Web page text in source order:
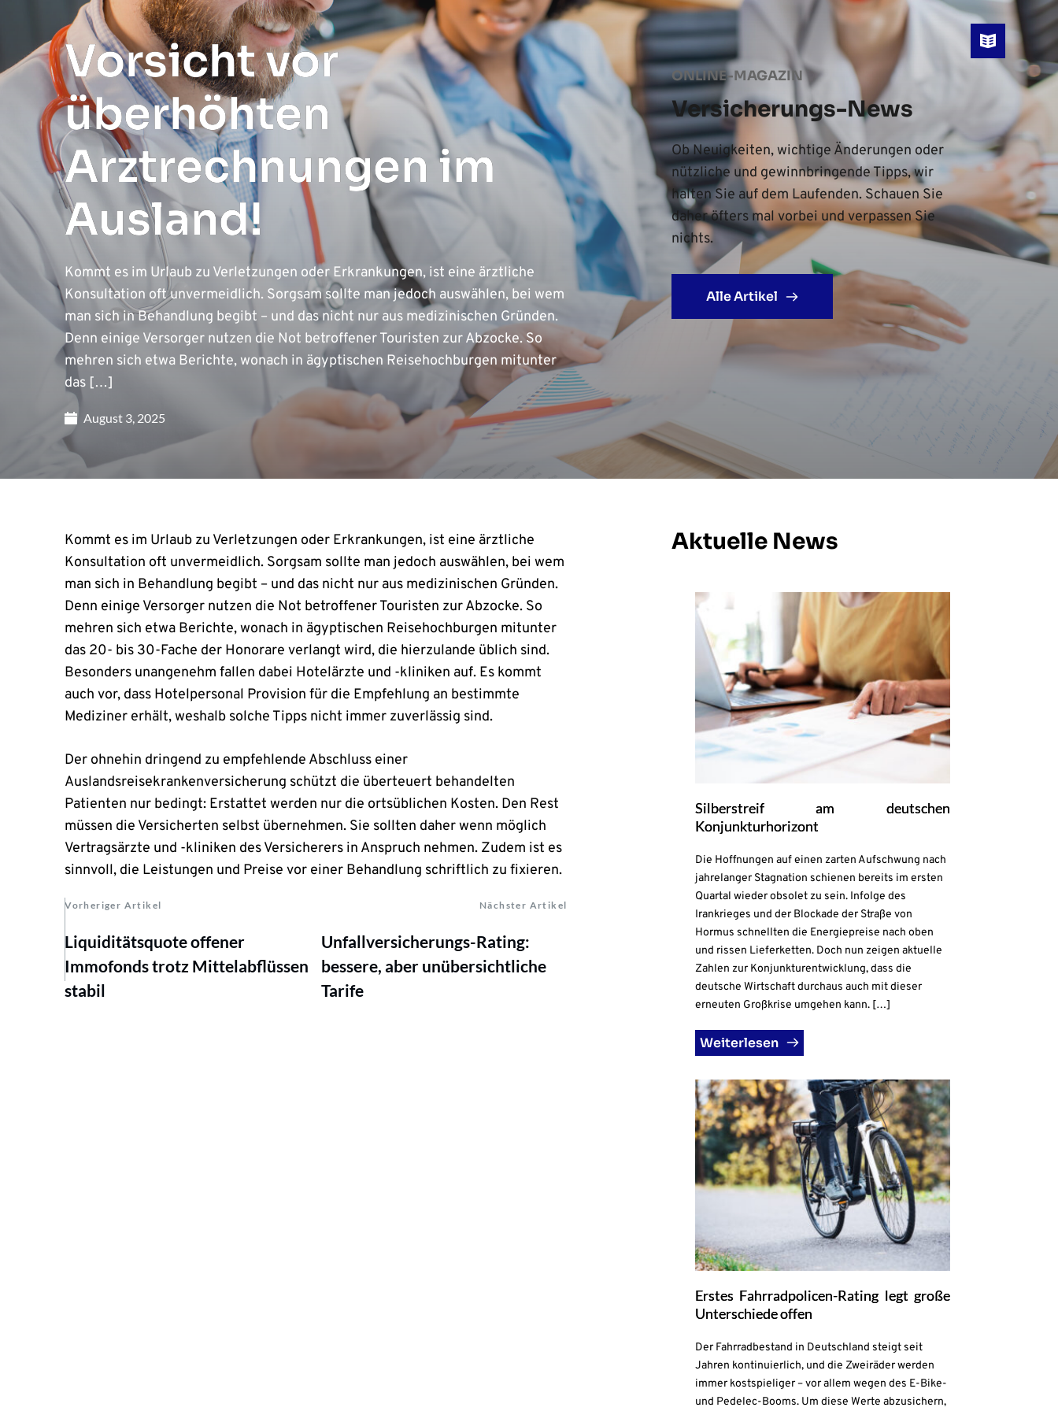
Vorsicht vor
überhöhten
Arztrechnungen im
Ausland!
Kommt es im Urlaub zu Verletzungen oder Erkrankungen, ist eine ärztliche
Konsultation oft unvermeidlich. Sorgsam sollte man jedoch auswählen, bei wem
man sich in Behandlung begibt – und das nicht nur aus medizinischen Gründen.
Denn einige Versorger nutzen die Not betroffener Touristen zur Abzocke. So
mehren sich etwa Berichte, wonach in ägyptischen Reisehochburgen mitunter
das […]
August 3, 2025
ONLINE-MAGAZIN
Versicherungs-News
Ob Neuigkeiten, wichtige Änderungen oder
nützliche und gewinnbringende Tipps, wir
halten Sie auf dem Laufenden. Schauen Sie
daher öfters mal vorbei und verpassen Sie
nichts.
Alle Artikel
Kommt es im Urlaub zu Verletzungen oder Erkrankungen, ist eine ärztliche
Konsultation oft unvermeidlich. Sorgsam sollte man jedoch auswählen, bei wem
man sich in Behandlung begibt – und das nicht nur aus medizinischen Gründen.
Denn einige Versorger nutzen die Not betroffener Touristen zur Abzocke. So
mehren sich etwa Berichte, wonach in ägyptischen Reisehochburgen mitunter
das 20- bis 30-Fache der Honorare verlangt wird, die hierzulande üblich sind.
Besonders unangenehm fallen dabei Hotelärzte und -kliniken auf. Es kommt
auch vor, dass Hotelpersonal Provision für die Empfehlung an bestimmte
Mediziner erhält, weshalb solche Tipps nicht immer zuverlässig sind.
Der ohnehin dringend zu empfehlende Abschluss einer
Auslandsreisekrankenversicherung schützt die überteuert behandelten
Patienten nur bedingt: Erstattet werden nur die ortsüblichen Kosten. Den Rest
müssen die Versicherten selbst übernehmen. Sie sollten daher wenn möglich
Vertragsärzte und -kliniken des Versicherers in Anspruch nehmen. Zudem ist es
sinnvoll, die Leistungen und Preise vor einer Behandlung schriftlich zu fixieren.
Vorheriger Artikel Nächster Artikel
Liquiditätsquote offener
Immofonds trotz Mittelabflüssen
stabil
Unfallversicherungs-Rating:
bessere, aber unübersichtliche
Tarife
Aktuelle News
Silberstreif am deutschen
Konjunkturhorizont
Die Hoffnungen auf einen zarten Aufschwung nach
jahrelanger Stagnation schienen bereits im ersten
Quartal wieder obsolet zu sein. Infolge des
Irankrieges und der Blockade der Straße von
Hormus schnellten die Energiepreise nach oben
und rissen Lieferketten. Doch nun zeigen aktuelle
Zahlen zur Konjunkturentwicklung, dass die
deutsche Wirtschaft durchaus auch mit dieser
erneuten Großkrise umgehen kann. […]
Weiterlesen
Erstes Fahrradpolicen-Rating legt große
Unterschiede offen
Der Fahrradbestand in Deutschland steigt seit
Jahren kontinuierlich, und die Zweiräder werden
immer kostspieliger – vor allem wegen des E-Bike-
und Pedelec-Booms. Um diese Werte abzusichern,